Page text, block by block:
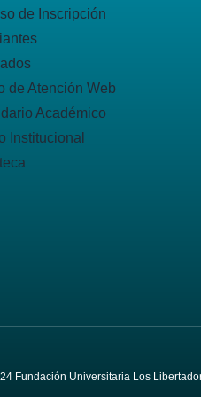
de Inscripción
de Atención Web
Académico
Institucional
Fundación Universitaria Los